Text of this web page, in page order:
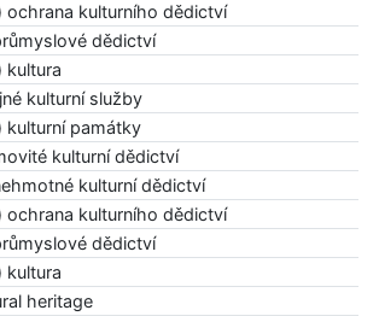
ochrana kulturního dědictví
dědictví
kultura
kulturní služby
kulturní památky
kulturní dědictví
kulturní dědictví
ochrana kulturního dědictví
dědictví
kultura
heritage